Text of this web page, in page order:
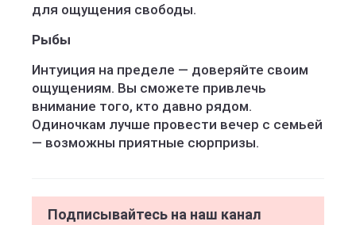
для ощущения свободы.
Рыбы
Интуиция на пределе — доверяйте своим
ощущениям. Вы сможете привлечь
внимание того, кто давно рядом.
Одиночкам лучше провести вечер с семьей
— возможны приятные сюрпризы.
Подписывайтесь на наш канал